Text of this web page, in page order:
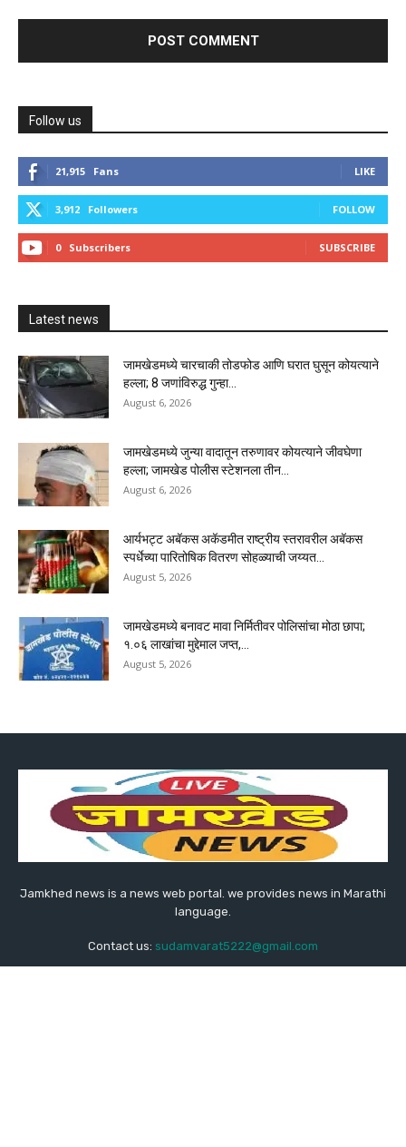
Follow us
21,915 Fans LIKE
3,912 Followers FOLLOW
0 Subscribers SUBSCRIBE
Latest news
जामखेडमध्ये चारचाकी तोडफोड आणि घरात घुसून कोयत्याने
हल्ला; 8 जणांविरुद्ध गुन्हा...
August 6, 2026
जामखेडमध्ये जुन्या वादातून तरुणावर कोयत्याने जीवघेणा
हल्ला; जामखेड पोलीस स्टेशनला तीन...
August 6, 2026
आर्यभट्ट अबॅकस अकॅडमीत राष्ट्रीय स्तरावरील अबॅकस
स्पर्धेच्या पारितोषिक वितरण सोहळ्याची जय्यत...
August 5, 2026
जामखेडमध्ये बनावट मावा निर्मितीवर पोलिसांचा मोठा छापा;
१.०६ लाखांचा मुद्देमाल जप्त,...
August 5, 2026
Jamkhed news is a news web portal. we provides news in Marathi
language.
Contact us: sudamvarat5222@gmail.com